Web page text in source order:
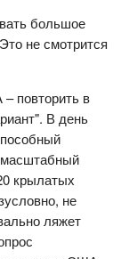
большое
не смотрится
повторить в
В день
масштабный
крылатых
не
ляжет